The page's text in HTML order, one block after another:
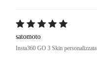
satomoto
Insta360 GO 3 Skin personalizzata